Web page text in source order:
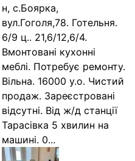
н, с.Боярка,
вул.Гоголя,78. Готельня.
6/9 ц.. 21,6/12,6/4.
Вмонтовані кухонні
меблі. Потребує ремонту.
Вільна. 16000 у.о. Чистий
продаж. Зареєстровані
відсутні. Від ж/д станції
Тарасівка 5 хвилин на
машині. 0...